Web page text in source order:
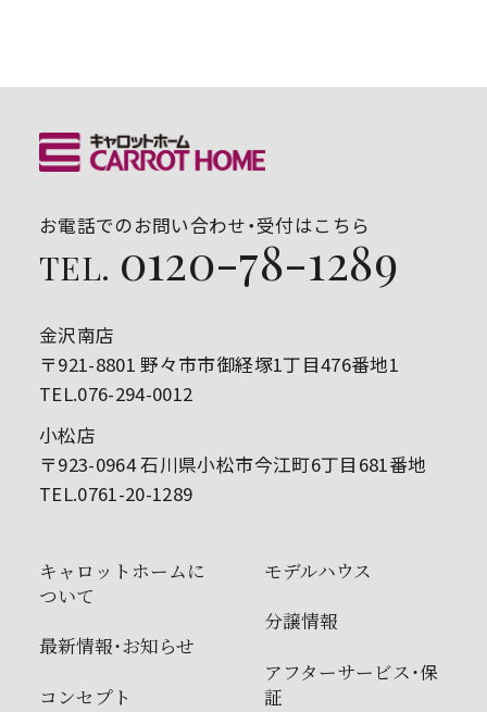
お電話でのお問い合わせ・受付はこちら
TEL. 0120-78-1289
金沢南店
〒921-8801 野々市市御経塚1丁目476番地1
TEL.076-294-0012
小松店
〒923-0964 石川県小松市今江町6丁目681番地
TEL.0761-20-1289
キャロットホームに
ついて
最新情報・お知らせ
コンセプト
モデルハウス
分譲情報
アフターサービス・保
証